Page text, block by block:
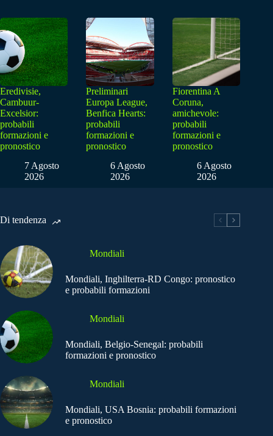
Eredivisie,
Cambuur-
Excelsior:
probabili
formazioni e
pronostico
7 Agosto
2026
Preliminari
Europa League,
Benfica Hearts:
probabili
formazioni e
pronostico
6 Agosto
2026
Fiorentina A
Coruna,
amichevole:
probabili
formazioni e
pronostico
6 Agosto
2026
Di tendenza
Mondiali
Mondiali, Inghilterra-RD Congo: pronostico
e probabili formazioni
Mondiali
Mondiali, Belgio-Senegal: probabili
formazioni e pronostico
Mondiali
Mondiali, USA Bosnia: probabili formazioni
e pronostico